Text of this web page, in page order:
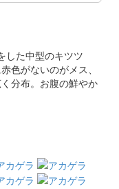
した中型のキツツ
色がないのがメス、
分布。お腹の鮮やか